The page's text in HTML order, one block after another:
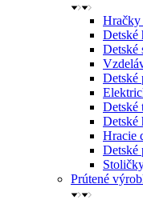
Hračky
Detské
Detské
Detské
Detské
Detské
Hracie
Detské
Prútené